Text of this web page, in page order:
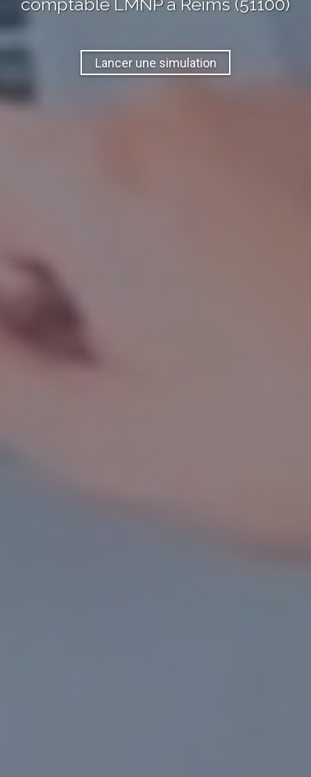
comptable LMNPà Reims (51100)
Lancer une simulation